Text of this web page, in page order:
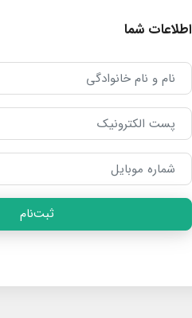
اطلاعات شما
ثبت‌نام